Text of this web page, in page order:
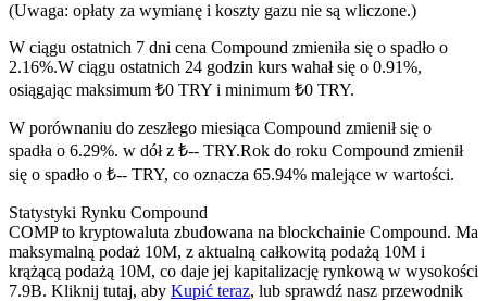
Kontrakty futures wykorzystujące USDC jako zabezpieczenie
(Uwaga: opłaty za wymianę i koszty gazu nie są wliczone.)
W ciągu ostatnich 7 dni cena Compound zmieniła się o spadło o
2.16%.W ciągu ostatnich 24 godzin kurs wahał się o 0.91%,
osiągając maksimum ₺0 TRY i minimum ₺0 TRY.
W porównaniu do zeszłego miesiąca Compound zmienił się o
spadła o 6.29%. w dół z ₺-- TRY.Rok do roku Compound zmienił
się o spadło o ₺-- TRY, co oznacza 65.94% malejące w wartości.
Statystyki Rynku Compound
COMP to kryptowaluta zbudowana na blockchainie Compound. Ma
maksymalną podaż 10M, z aktualną całkowitą podażą 10M i
krążącą podażą 10M, co daje jej kapitalizację rynkową w wysokości
7.9B. Kliknij tutaj, aby Kupić teraz, lub sprawdź nasz przewodnik